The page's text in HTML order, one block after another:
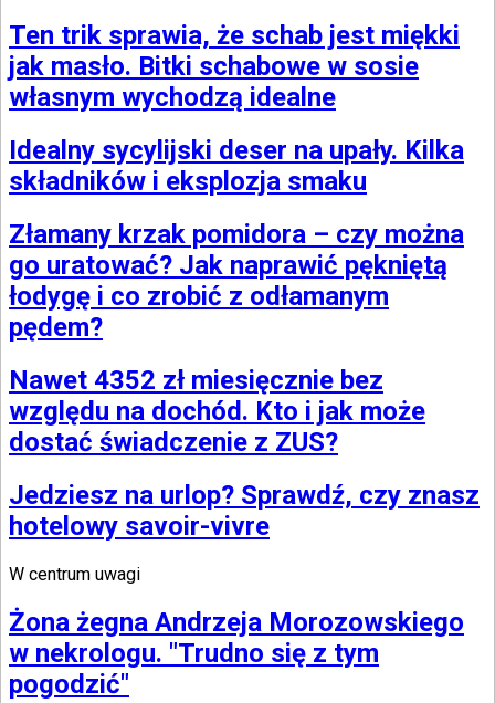
Ten trik sprawia, że schab jest miękki
jak masło. Bitki schabowe w sosie
własnym wychodzą idealne
Idealny sycylijski deser na upały. Kilka
składników i eksplozja smaku
Złamany krzak pomidora – czy można
go uratować? Jak naprawić pękniętą
łodygę i co zrobić z odłamanym
pędem?
Nawet 4352 zł miesięcznie bez
względu na dochód. Kto i jak może
dostać świadczenie z ZUS?
Jedziesz na urlop? Sprawdź, czy znasz
hotelowy savoir-vivre
W centrum uwagi
Żona żegna Andrzeja Morozowskiego
w nekrologu. "Trudno się z tym
pogodzić"